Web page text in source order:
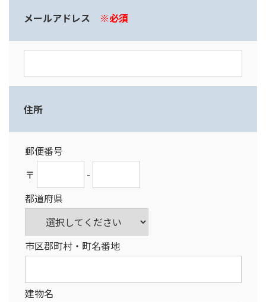
メールアドレス ※必須
住所
郵便番号
〒
-
都道府県
市区郡町村・町名番地
建物名